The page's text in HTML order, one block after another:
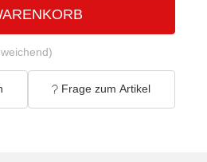
Frage zum Artikel